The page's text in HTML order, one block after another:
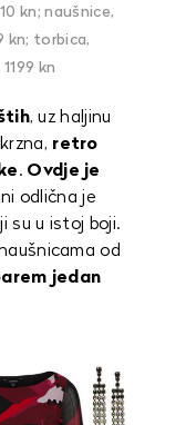
kn; naušnice,
kn; torbica,
kn
, uz haljinu
retro
. Ovdje je
odlična je
su u istoj boji.
od
jedan